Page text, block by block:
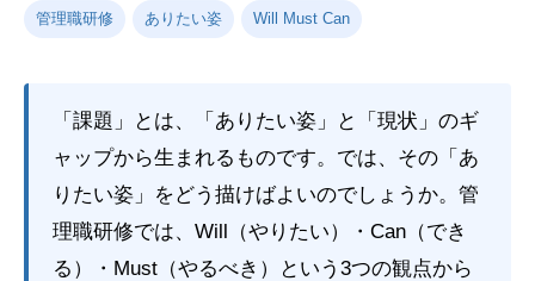
管理職研修 ありたい姿 Will Must Can
「課題」とは、「ありたい姿」と「現状」のギ
ャップから生まれるものです。では、その「あ
りたい姿」をどう描けばよいのでしょうか。管
理職研修では、Will（やりたい）・Can（でき
る）・Must（やるべき）という3つの観点から